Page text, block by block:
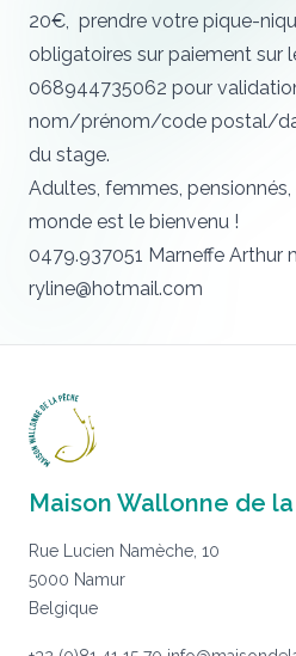
20€, prendre votre pique-
obligatoires sur paiement sur
068944735062 pour
nom/prénom/code postal/
du stage.
Adultes, femmes,
monde est le bienvenu !
0479.937051 Marneffe Arthur
ryline@hotmail.com
Maison Wallonne de
Rue Lucien Namèche, 10
5000 Namur
Belgique